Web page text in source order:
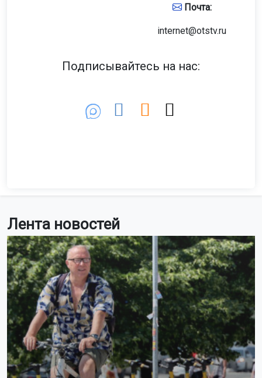
Лента новостей
Почта:
internet@otstv.ru
Подписывайтесь на нас: